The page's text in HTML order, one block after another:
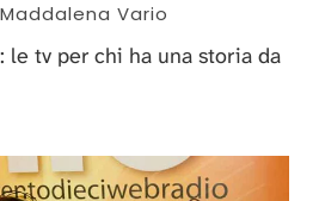
Vario
le tv per chi ha una storia da